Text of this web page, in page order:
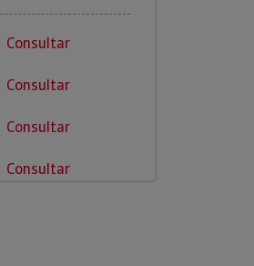
Consultar
Consultar
Consultar
Consultar